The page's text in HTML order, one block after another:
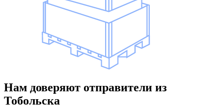
Нам доверяют отправители из
Тобольска